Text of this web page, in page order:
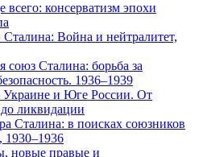
консерватизм эпохи
Сталина: Война и нейтралитет,
союз Сталина: борьба за
1936–1939
и Юге России. От
ликвидации
Сталина: в поисках союзников
1930–1936
новые правые и